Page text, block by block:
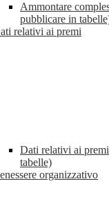
Ammontare
pubblicare in
relativi ai premi
Dati relativi ai
tabelle)
organizzativo